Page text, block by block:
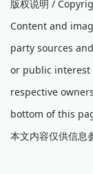
版权说明 /
Content and
party sources
or public
respective
bottom of this
本文内容仅供信息